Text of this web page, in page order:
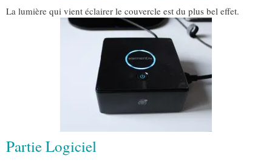
La lumière qui vient éclairer le couvercle est du plus bel effet.
Partie Logiciel